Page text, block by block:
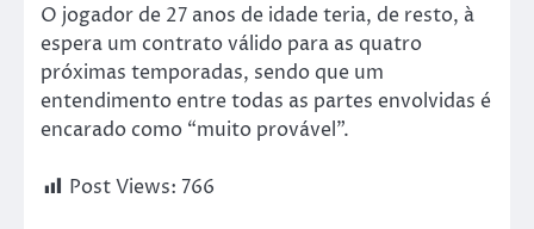
O jogador de 27 anos de idade teria, de resto, à
espera um contrato válido para as quatro
próximas temporadas, sendo que um
entendimento entre todas as partes envolvidas é
encarado como “muito provável”.
Post Views: 766